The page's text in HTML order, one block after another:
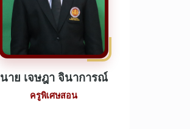
นาย เจษฎา จินาการณ์
ครูพิเศษสอน